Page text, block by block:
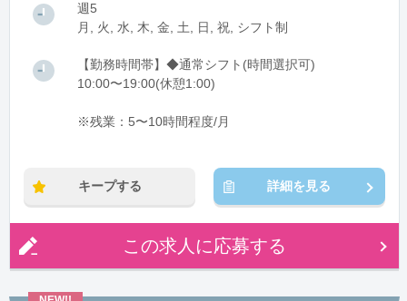
週5
月, 火, 水, 木, 金, 土, 日, 祝, シフト制
【勤務時間帯】◆通常シフト(時間選択可)
10:00〜19:00(休憩1:00)
※残業：5〜10時間程度/月
キープする 詳細を見る
この求人に応募する